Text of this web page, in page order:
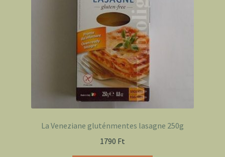
La Veneziane gluténmentes lasagne 250g
1790 Ft